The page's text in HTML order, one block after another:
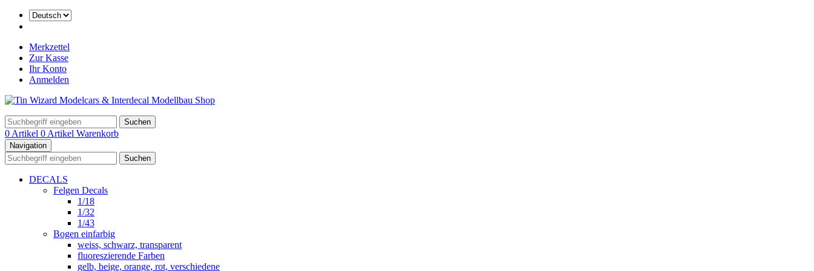
Merkzettel
Zur Kasse
Ihr Konto
Anmelden
Suchen
0 Artikel 0 Artikel Warenkorb
Navigation
Suchen
DECALS
Felgen Decals
1/18
1/32
1/43
Bogen einfarbig
weiss, schwarz, transparent
fluoreszierende Farben
gelb, beige, orange, rot, verschiedene